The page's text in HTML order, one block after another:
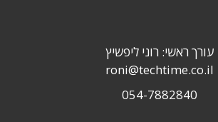
עורך ראשי: רוני ליפשיץ
roni@techtime.co.il
054-7882840